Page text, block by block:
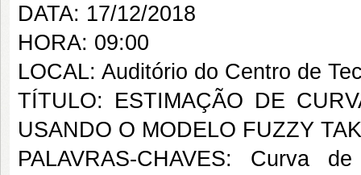
DATA: 17/12/2018
HORA: 09:00
LOCAL: Auditório do Centro de
TÍTULO: ESTIMAÇÃO DE
USANDO O MODELO FUZZY
PALAVRAS-CHAVES: Curva